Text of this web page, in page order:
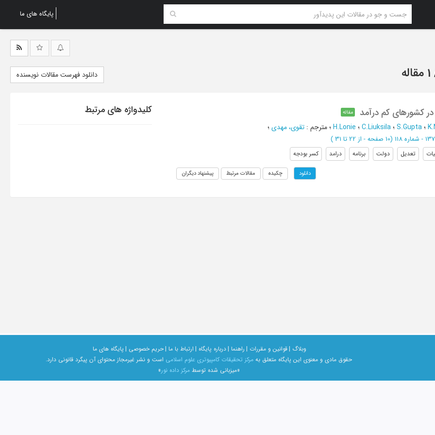
پایگاه های ما
1 مقاله دانلود فهرست مقالات نویسنده
در کشورهای کم درآمد مقاله
؛S.Gupta؛C.Liuksila؛ H.Lonie؛مترجم : تقوی، مهدی؛
(‎10 صفحه - از 22 تا 31 )
تعدیل دولت برنامه درامد کسر بودجه
دانلود چکیده مقالات مرتبط پیشنهاد دیگران
کلیدواژه های مرتبط
وبلاگ |قوانین و مقررات | راهنما |درباره پایگاه | ارتباط با ما |حریم خصوصی | پایگاه های ما
حقوق مادی و معنوی اين پايگاه متعلق به مرکز تحقیقات کامپیوتری علوم اسلامی است و نشر غیرمجاز محتوای آن پیگرد قانونی دارد.
«میزبانی شده توسطمرکز داده نور»